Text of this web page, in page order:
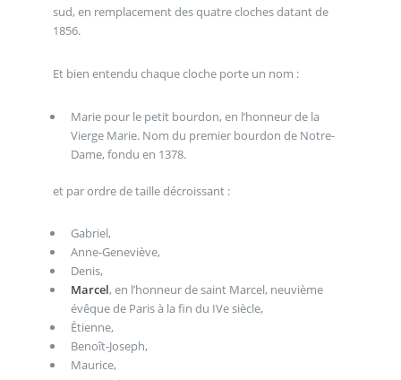
sud, en remplacement des quatre cloches datant de
1856.
Et bien entendu chaque cloche porte un nom :
Marie pour le petit bourdon, en l’honneur de la
Vierge Marie. Nom du premier bourdon de Notre-
Dame, fondu en 1378.
et par ordre de taille décroissant :
Gabriel,
Anne-Geneviève,
Denis,
Marcel, en l’honneur de saint Marcel, neuvième
évêque de Paris à la fin du IVe siècle,
Étienne,
Benoît-Joseph,
Maurice,